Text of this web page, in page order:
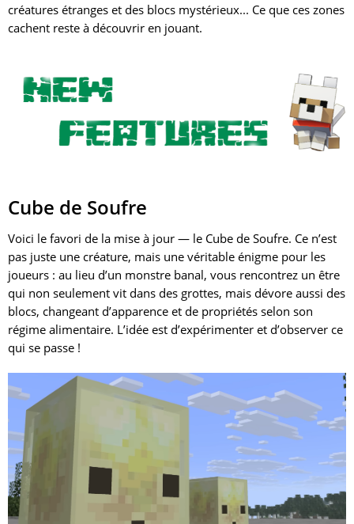
créatures étranges et des blocs mystérieux... Ce que ces zones
cachent reste à découvrir en jouant.
Cube de Soufre
Voici le favori de la mise à jour — le Cube de Soufre. Ce n’est
pas juste une créature, mais une véritable énigme pour les
joueurs : au lieu d’un monstre banal, vous rencontrez un être
qui non seulement vit dans des grottes, mais dévore aussi des
blocs, changeant d’apparence et de propriétés selon son
régime alimentaire. L’idée est d’expérimenter et d’observer ce
qui se passe !